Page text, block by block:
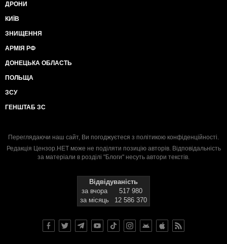
ДРОНИ
КИЇВ
ЗНИЩЕННЯ
АРМІЯ РФ
ДОНЕЦЬКА ОБЛАСТЬ
ПОЛЬЩА
ЗСУ
ГЕНШТАБ ЗС
Переглядаючи наш сайт, Ви погоджуєтеся з політикою конфіденційності.
Редакція Цензор.НЕТ може не поділяти позицію авторів. Відповідальність
за матеріали в розділі "Блоги" несуть автори текстів.
Відвідуваність
за вчора
517 980
за місяць
12 586 370